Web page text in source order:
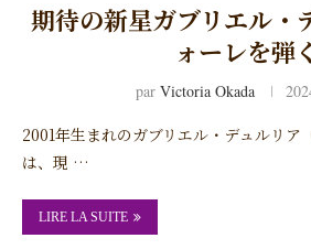
期待の新星ガブリエル・
ォーレを弾く
par Victoria Okada
2001年生まれのガブリエル・デュルリ
は、現 …
LIRE LA SUITE